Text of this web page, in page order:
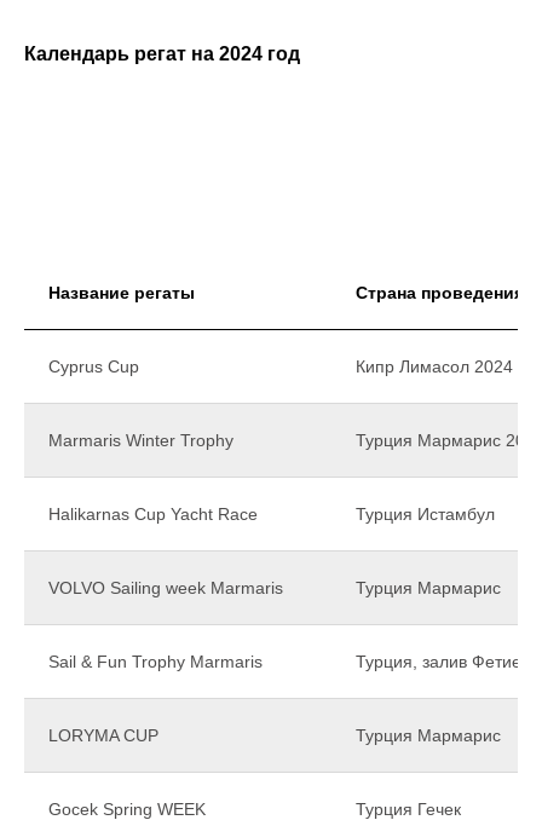
Календарь регат на 2024 год
Название регаты Страна проведения
Cyprus Cup Кипр Лимасол 2024
Marmaris Winter Trophy Турция Мармарис
Halikarnas Cup Yacht Race Турция Истамбул
VOLVO Sailing week Marmaris Турция Мармарис
Sail & Fun Trophy Marmaris Турция, залив Фетие
LORYMA CUP Турция Мармарис
Gocek Spring WEEK Турция Гечек